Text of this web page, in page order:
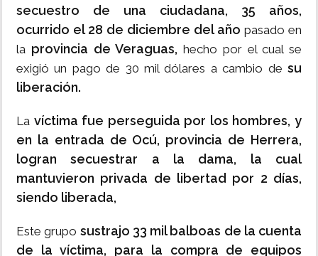
secuestro de una ciudadana, 35 años,
ocurrido el 28 de diciembre del año pasado en
la provincia de Veraguas, hecho por el cual se
exigió un pago de 30 mil dólares a cambio de su
liberación.
La víctima fue perseguida por los hombres, y
en la entrada de Ocú, provincia de Herrera,
logran secuestrar a la dama, la cual
mantuvieron privada de libertad por 2 días,
siendo liberada,
Este grupo sustrajo 33 mil balboas de la cuenta
de la víctima, para la compra de equipos